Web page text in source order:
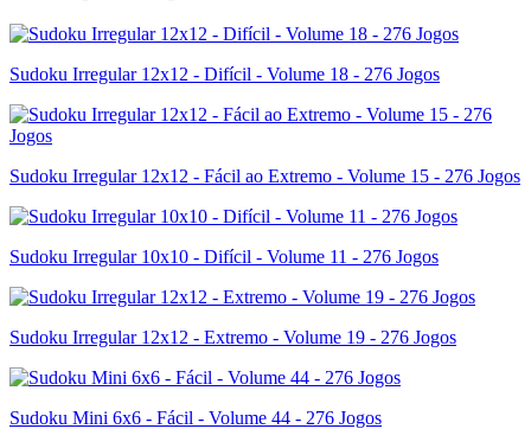
Sudoku Irregular 12x12 - Difícil - Volume 18 - 276 Jogos
Sudoku Irregular 12x12 - Fácil ao Extremo - Volume 15 - 276 Jogos
Sudoku Irregular 10x10 - Difícil - Volume 11 - 276 Jogos
Sudoku Irregular 12x12 - Extremo - Volume 19 - 276 Jogos
Sudoku Mini 6x6 - Fácil - Volume 44 - 276 Jogos